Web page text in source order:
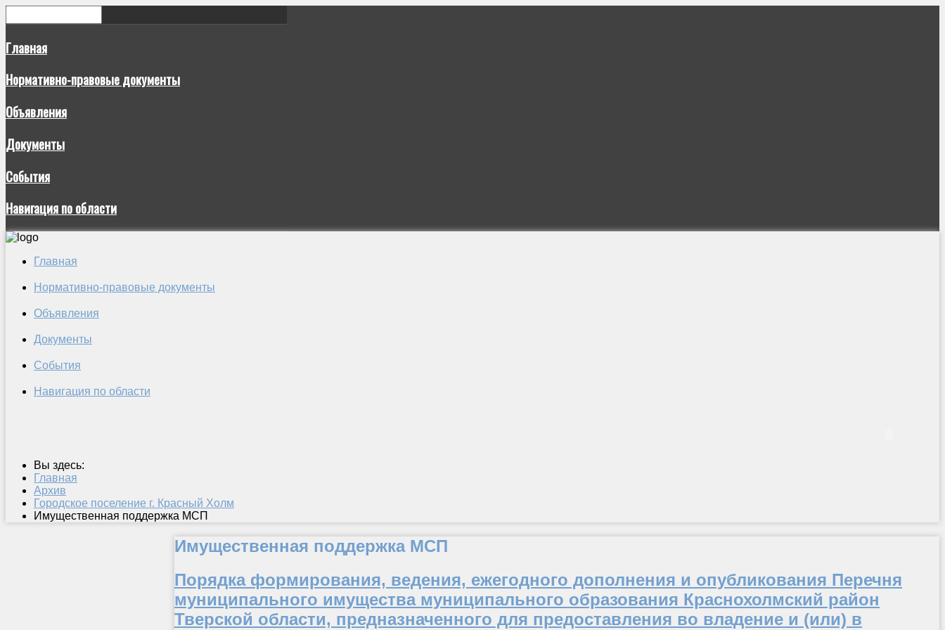
Главная
Нормативно-правовые документы
Объявления
Документы
События
Навигация по области
Главная
Нормативно-правовые документы
Объявления
Документы
События
Навигация по области
Вы здесь:
Главная
Архив
Городское поселение г. Красный Холм
Имущественная поддержка МСП
Имущественная поддержка МСП
Порядка формирования, ведения, ежегодного дополнения и опубликования Перечня
муниципального имущества муниципального образования Краснохолмский район
Тверской области, предназначенного для предоставления во владение и (или) в